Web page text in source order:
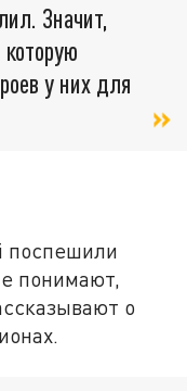
Значит,
у них для
поспешили
понимают,
о